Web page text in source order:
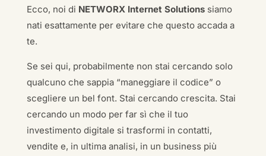
Ecco, noi di NETWORX Internet Solutionssiamo
nati esattamente per evitare che questo accada a
te.
Se sei qui, probabilmente non stai cercando solo
qualcuno che sappia “maneggiare il codice” o
scegliere un bel font. Stai cercando crescita. Stai
cercando un modo per far sì che il tuo
investimento digitale si trasformi in contatti,
vendite e, in ultima analisi, in un business più